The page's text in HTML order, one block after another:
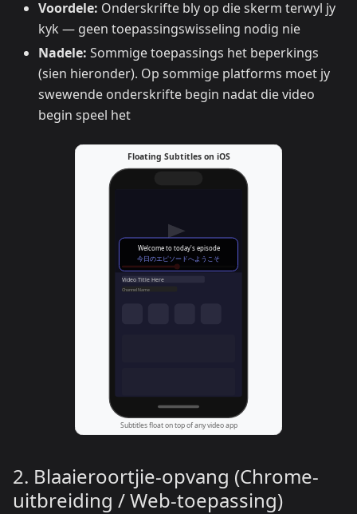
Voordele: Onderskrifte bly op die skerm terwyl jy
kyk — geen toepassingswisseling nodig nie
Nadele: Sommige toepassings het beperkings
(sien hieronder). Op sommige platforms moet jy
swewende onderskrifte begin nadat die video
begin speel het
2. Blaaieroortjie-opvang (Chrome-
uitbreiding / Web-toepassing)